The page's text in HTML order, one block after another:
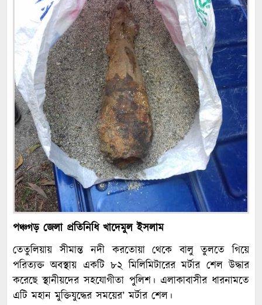
পঞ্চগড় জেলা প্রতিনিধি খাদেমুল ইসলাম
তেতুলিয়ায় সীমান্ত নদী করতোয়া থেকে বালু তুলতে গিয়ে
পরিত্যক্ত অবস্থায় একটি ৮২ মিলিমিটারের মর্টার শেল উদ্ধার
করেছে স্থানীয়দের সহযোগীতা পুলিশ। এলাকাবাসীর ধারনামতে
এটি মহান মুক্তিযুদ্ধের সময়ের’ মর্টার শেল।